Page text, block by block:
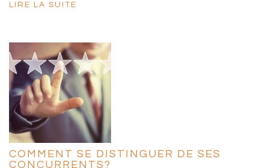
LIRE LA SUITE
COMMENT SE DISTINGUER DE SES
CONCURRENTS?